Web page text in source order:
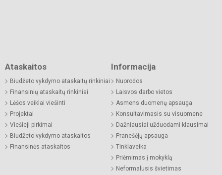
Ataskaitos
Biudžeto vykdymo ataskaitų rinkiniai
Finansinių ataskaitų rinkiniai
Lėšos veiklai viešinti
Projektai
Viešieji pirkimai
Biudžeto vykdymo ataskaitos
Finansinės ataskaitos
Informacija
Nuorodos
Laisvos darbo vietos
Asmens duomenų apsauga
Konsultavimasis su visuomene
Dažniausiai užduodami klausimai
Pranešėjų apsauga
Tinklaveika
Priėmimas į mokyklą
Neformalusis švietimas